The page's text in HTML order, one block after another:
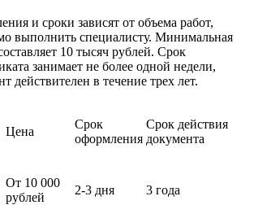
и сроки зависят от объема работ,
выполнить специалисту. Минимальная
10 тысяч рублей. Срок
занимает не более одной недели,
действителен в течение трех лет.
Цена
Срок
оформления
Срок действия
документа
От 10 000
рублей
2-3 дня 3 года